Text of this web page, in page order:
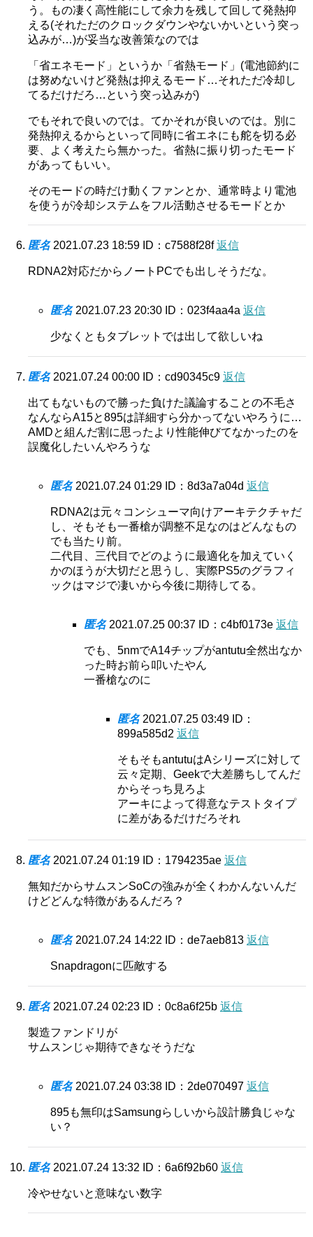
う。もの凄く高性能にして余力を残して回して発熱抑
える(それただのクロックダウンやないかいという突っ
込みが…)が妥当な改善策なのでは
「省エネモード」というか「省熱モード」(電池節約に
は努めないけど発熱は抑えるモード…それただ冷却し
てるだけだろ…という突っ込みが)
でもそれで良いのでは。てかそれが良いのでは。別に
発熱抑えるからといって同時に省エネにも舵を切る必
要、よく考えたら無かった。省熱に振り切ったモード
があってもいい。
そのモードの時だけ動くファンとか、通常時より電池
を使うが冷却システムをフル活動させるモードとか
匿名 2021.07.23 18:59 ID：c7588f28f返信
RDNA2対応だからノートPCでも出しそうだな。
匿名 2021.07.23 20:30 ID：023f4aa4a 返信
少なくともタブレットでは出して欲しいね
匿名 2021.07.24 00:00 ID：cd90345c9 返信
出てもないもので勝った負けた議論することの不毛さ
なんならA15と895は詳細すら分かってないやろうに…
AMDと組んだ割に思ったより性能伸びてなかったのを
誤魔化したいんやろうな
匿名 2021.07.24 01:29 ID：8d3a7a04d 返信
RDNA2は元々コンシューマ向けアーキテクチャだ
し、そもそも一番槍が調整不足なのはどんなもの
でも当たり前。
二代目、三代目でどのように最適化を加えていく
かのほうが大切だと思うし、実際PS5のグラフィ
ックはマジで凄いから今後に期待してる。
匿名 2021.07.25 00:37 ID：c4bf0173e 返信
でも、5nmでA14チップがantutu全然出なか
った時お前ら叩いたやん
一番槍なのに
匿名 2021.07.25 03:49 ID：
899a585d2 返信
そもそもantutuはAシリーズに対して
云々定期、Geekで大差勝ちしてんだ
からそっち見ろよ
アーキによって得意なテストタイプ
に差があるだけだろそれ
匿名 2021.07.24 01:19 ID：1794235ae 返信
無知だからサムスンSoCの強みが全くわかんないんだ
けどどんな特徴があるんだろ？
匿名 2021.07.24 14:22 ID：de7aeb813 返信
Snapdragonに匹敵する
匿名 2021.07.24 02:23 ID：0c8a6f25b 返信
製造ファンドリが
サムスンじゃ期待できなそうだな
匿名 2021.07.24 03:38 ID：2de070497 返信
895も無印はSamsungらしいから設計勝負じゃな
い？
匿名 2021.07.24 13:32 ID：6a6f92b60 返信
冷やせないと意味ない数字